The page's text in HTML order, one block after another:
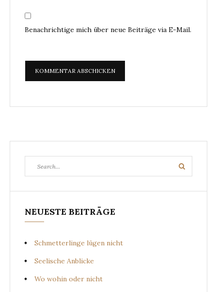
Benachrichtige mich über neue Beiträge via E-Mail.
for:
Search
NEUESTE BEITRÄGE
Schmetterlinge lügen nicht
Seelische Anblicke
Wo wohin oder nicht